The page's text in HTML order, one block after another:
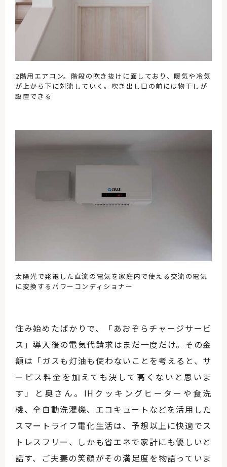
2階用エアコン。階段の吹き抜けに面しており、暖気や冷気
が上から下に対流していく。吹き出し口の前には物干しが
設置できる
太陽光で発電した直流の電気を家庭内で使える交流の電気
に変換するパワーコンディショナー
住み始めたばかりで、「あおぞらチャージサービ
ス」導入後の電気代請求はまだ一度だけ。その金
額は「ガスも灯油も使わないことを考えると、サ
ービス料金を加えても決して高くないと思いま
す」と奥さん。IHクッキングヒーターや食洗
機、全自動洗濯機、エコキュートなどを活用した
スマートライフ電化生活は、予想以上に快適でス
トレスフリー、しかも省エネで家計にも優しいと
話す、ご夫妻の笑顔がその満足度を物語っていま